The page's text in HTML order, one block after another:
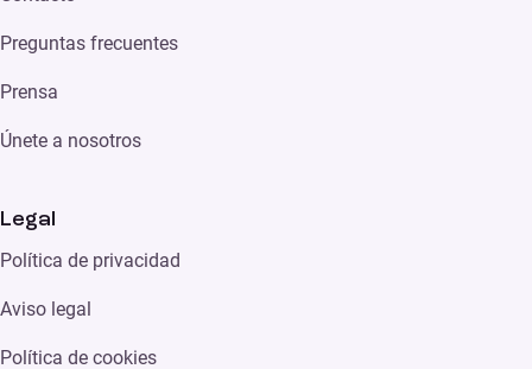
Preguntas frecuentes
Prensa
Únete a nosotros
Legal
Política de privacidad
Aviso legal
Política de cookies